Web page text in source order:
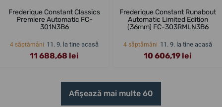
Frederique Constant Classics
Premiere Automatic FC-
301N3B6
4 săptămâni 11. 9. la tine acasă
11 688,68 lei
Frederique Constant Runabout
Automatic Limited Edition
(36mm) FC-303RMLN3B6
4 săptămâni 11. 9. la tine acasă
10 606,19 lei
Afișează mai multe 60